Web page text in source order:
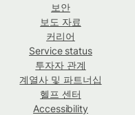
보안
보도 자료
커리어
Service status
투자자 관계
계열사 및 파트너십
헬프 센터
Accessibility